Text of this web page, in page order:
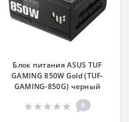
Блок питания ASUS TUF
GAMING 850W Gold (TUF-
GAMING-850G) черный
0